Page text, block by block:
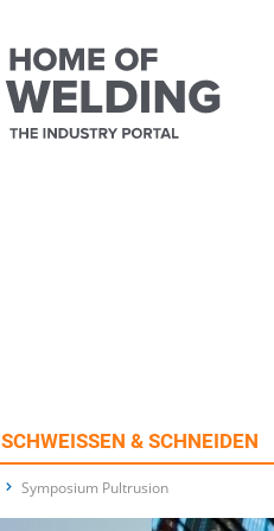
SCHWEISSEN & SCHNEIDEN
Symposium Pultrusion